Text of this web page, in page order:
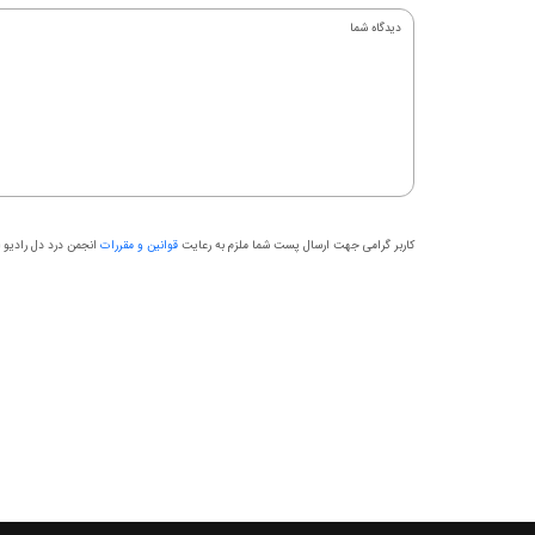
کاربر گرامی جهت ارسال پست شما ملزم به رعایت قوانین و مقررات انجمن درد دل رادیو